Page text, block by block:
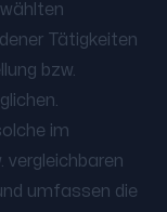
Tätigkeiten
bzw.
im
vergleichbaren
umfassen die